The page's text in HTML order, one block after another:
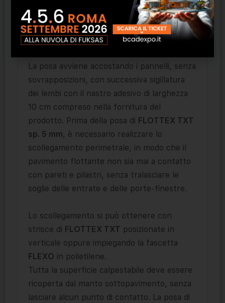
nella fornitura.
INDICAZIONI DI POSA IN OPERA:
La posa avviene accostando i pannelli, senza
sovrapposizioni, con successiva sigillatura
dei lembi con il nastro adesivo di larghezza
10 cm compreso nella fornitura del
prodotto. Prima della posa di FLOTTEX TXT
sp. 5 mm, è necessario realizzare lo
scollegamento perimetrale, in modo che il
pavimento flottante non sia mai a contatto
con pareti e pilastri, senza tralasciare le
soglie delle entrate e delle porte-finestre.
Lo scollegamento si può ottenere con
strisce di FLOTTEX TXT posizionate in
verticale oppure impiegando la fascetta
FLEXO in polietilene.
Tutta la superficie calpestabile deve essere
ricoperta dal manto sottopavimento, senza
lasciare alcun punto di contatto. La posa di